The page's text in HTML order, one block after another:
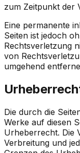
zum Zeitpunkt der
Eine permanente
Seiten ist jedoch
Rechtsverletzung
von
umgehend
Die durch die
Werke auf diesen
Urheberrecht. Die
Verbreitung und